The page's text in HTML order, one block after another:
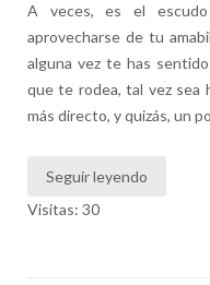
A veces, es el
aprovecharse de tu
alguna vez te has
que te rodea, tal vez sea
más directo, y quizás, un
Seguir leyendo
Visitas: 30